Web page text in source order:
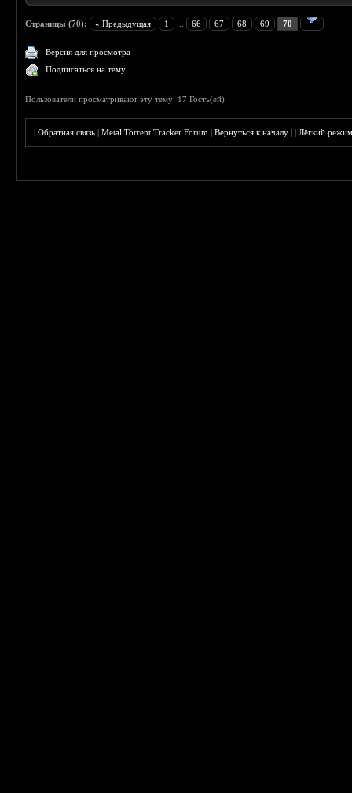
Страницы (70): « Предыдущая 1 66 67 68 69 70
Версия для просмотра
Подписаться на тему
Пользователи просматривают эту тему: 17 Гость(ей)
|Обратная связь |Metal Torrent Tracker Forum |Вернуться к началу ||Лёгкий